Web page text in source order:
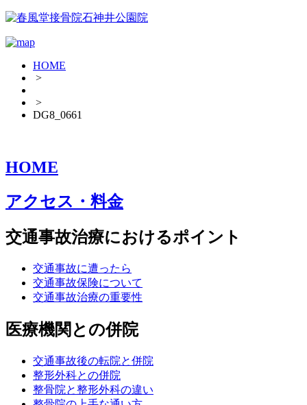
HOME
>
>
DG8_0661
HOME
アクセス・料金
交通事故治療におけるポイント
交通事故に遭ったら
交通事故保険について
交通事故治療の重要性
医療機関との併院
交通事故後の転院と併院
整形外科との併院
整骨院と整形外科の違い